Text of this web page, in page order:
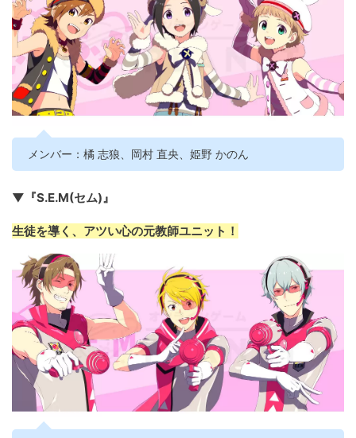
メンバー：橘 志狼、岡村 直央、姫野 かのん
▼『S.E.M(セム)』
生徒を導く、アツい心の元教師ユニット！